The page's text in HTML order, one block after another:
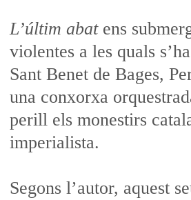
L’últim abatens
violentes a les quals
Sant Benet de Bages,
una conxorxa
perill els monestirs
imperialista.
Segons l’autor, aquest